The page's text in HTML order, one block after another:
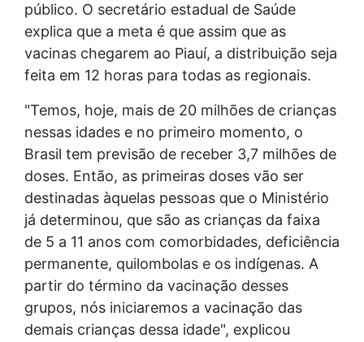
público. O secretário estadual de Saúde
explica que a meta é que assim que as
vacinas chegarem ao Piauí, a distribuição seja
feita em 12 horas para todas as regionais.
"Temos, hoje, mais de 20 milhões de crianças
nessas idades e no primeiro momento, o
Brasil tem previsão de receber 3,7 milhões de
doses. Então, as primeiras doses vão ser
destinadas àquelas pessoas que o Ministério
já determinou, que são as crianças da faixa
de 5 a 11 anos com comorbidades, deficiência
permanente, quilombolas e os indígenas. A
partir do término da vacinação desses
grupos, nós iniciaremos a vacinação das
demais crianças dessa idade", explicou